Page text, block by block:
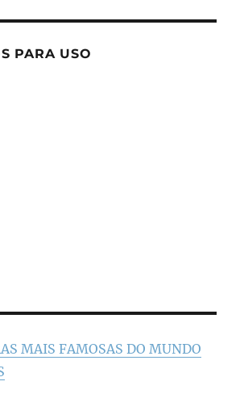
PARA USO
MAIS FAMOSAS DO MUNDO